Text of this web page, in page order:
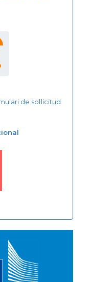
de sol·licitud